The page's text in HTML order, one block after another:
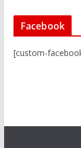
Facebook
[custom-